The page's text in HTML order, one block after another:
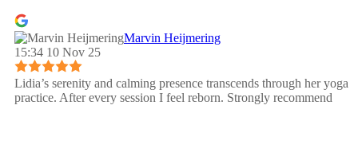
Marvin Heijmering
15:34 10 Nov 25
Lidia’s serenity and calming presence transcends through her yoga
practice. After every session I feel reborn. Strongly recommend